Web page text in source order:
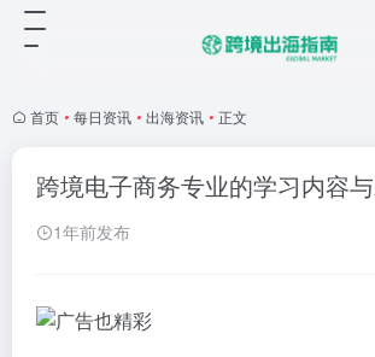
首页 • 每日资讯 • 出海资讯 • 正文
跨境电子商务专业的学习内容
1年前发布